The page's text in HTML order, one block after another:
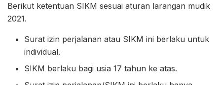
Berikut ketentuan SIKM sesuai aturan larangan mudik
2021.
Surat izin perjalanan atau SIKM ini berlaku untuk
individual.
SIKM berlaku bagi usia 17 tahun ke atas.